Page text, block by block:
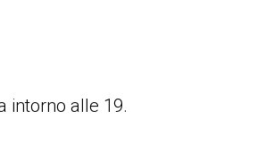
intorno alle 19.